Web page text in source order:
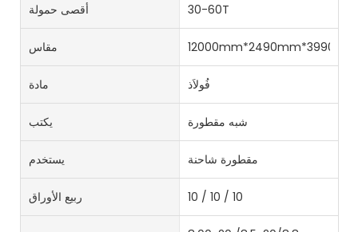
أقصى حمولة 30-60T
مقاس 12000mm*2490mm*3990mm
مادة فُولاَذ
يكتب شبه مقطورة
يستخدم مقطورة شاحنة
ربيع الأوراق 10 / 10 / 10